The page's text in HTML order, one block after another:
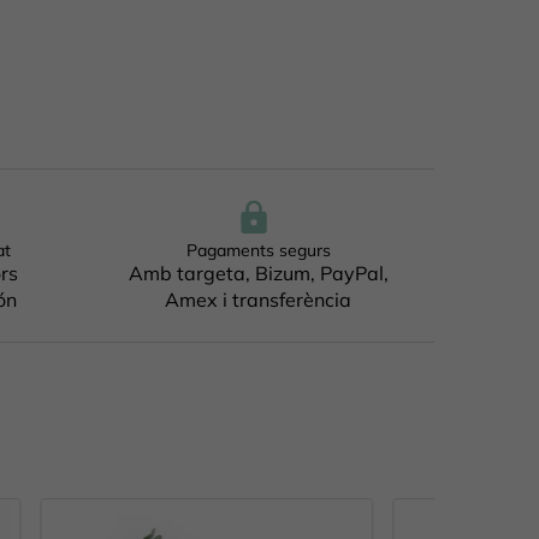
Pagaments segurs
Amb targeta, Bizum, PayPal,
Amex i transferència